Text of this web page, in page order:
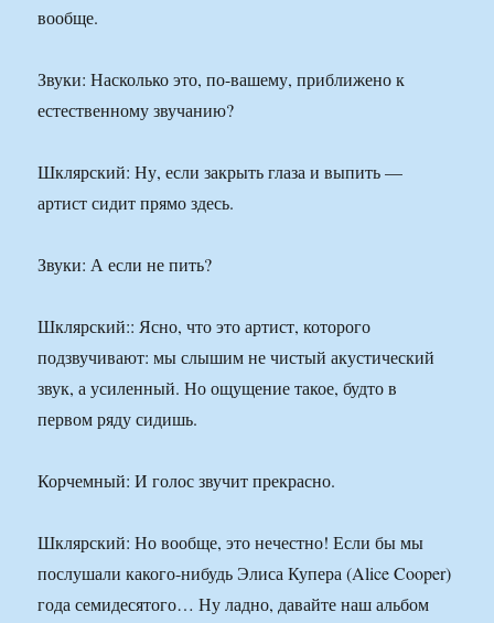
вообще.
Звуки: Насколько это, по-вашему, приближено к
естественному звучанию?
Шклярский: Ну, если закрыть глаза и выпить —
артист сидит прямо здесь.
Звуки: А если не пить?
Шклярский:: Ясно, что это артист, которого
подзвучивают: мы слышим не чистый акустический
звук, а усиленный. Но ощущение такое, будто в
первом ряду сидишь.
Корчемный: И голос звучит прекрасно.
Шклярский: Но вообще, это нечестно! Если бы мы
послушали какого-нибудь Элиса Купера (Alice Cooper)
года семидесятого… Ну ладно, давайте наш альбом